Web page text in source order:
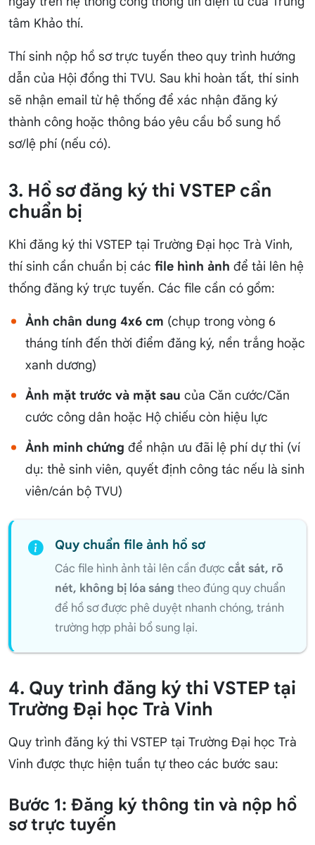
tâm Khảo thí.
Thí sinh nộp hồ sơ trực tuyến theo quy trình hướng
dẫn của Hội đồng thi TVU. Sau khi hoàn tất, thí sinh
sẽ nhận email từ hệ thống để xác nhận đăng ký
thành công hoặc thông báo yêu cầu bổ sung hồ
sơ/lệ phí (nếu có).
3. Hồ sơ đăng ký thi VSTEP cần
chuẩn bị
Khi đăng ký thi VSTEP tại Trường Đại học Trà Vinh,
thí sinh cần chuẩn bị các file hình ảnh để tải lên hệ
thống đăng ký trực tuyến. Các file cần có gồm:
Ảnh chân dung 4x6 cm (chụp trong vòng 6
tháng tính đến thời điểm đăng ký, nền trắng hoặc
xanh dương)
Ảnh mặt trước và mặt sau của Căn cước/Căn
cước công dân hoặc Hộ chiếu còn hiệu lực
Ảnh minh chứng để nhận ưu đãi lệ phí dự thi (ví
dụ: thẻ sinh viên, quyết định công tác nếu là sinh
viên/cán bộ TVU)
Quy chuẩn file ảnh hồ sơ
Các file hình ảnh tải lên cần được cắt sát, rõ
nét, không bị lóa sáng theo đúng quy chuẩn
để hồ sơ được phê duyệt nhanh chóng, tránh
trường hợp phải bổ sung lại.
4. Quy trình đăng ký thi VSTEP tại
Trường Đại học Trà Vinh
Quy trình đăng ký thi VSTEP tại Trường Đại học Trà
Vinh được thực hiện tuần tự theo các bước sau:
Bước 1: Đăng ký thông tin và nộp hồ
sơ trực tuyến